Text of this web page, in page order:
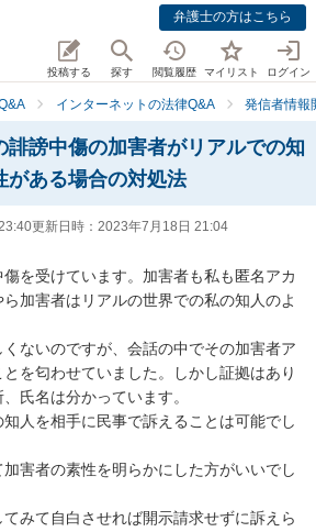
弁護士の方はこちら
投稿する 探す 閲覧履歴 マイリスト ログイン
インターネットの法律Q&A 発信者情報
誹謗中傷の加害者がリアルでの知
がある場合の対処法
更新日時： 2023年7月18日 21:04
を受けています。加害者も私も匿名アカ
加害者はリアルの世界での私の知人のよ
ないのですが、会話の中でその加害者ア
を匂わせていました。しかし証拠はあり
氏名は分かっています。
知人を相手に民事で訴えることは可能でし
加害者の素性を明らかにした方がいいでし
てみて自白させれば開示請求せずに訴えら